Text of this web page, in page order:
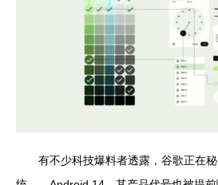
有不少科技爆料者透露，谷歌正在